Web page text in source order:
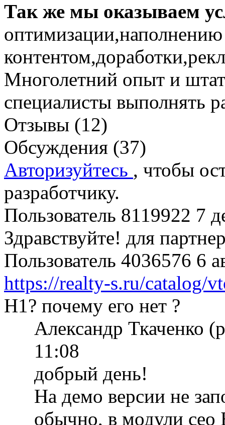
Так же мы оказываем
оптимизации,наполнению
Многолетний опыт и
специалисты выполнять
Отзывы (12)
Обсуждения (37)
Авторизуйтесь , чтобы
разработчику.
Пользователь 8119922 7
Здравствуйте! для
Пользователь 4036576 6
https://realty-s.ru/catalog/
H1? почему его нет ?
Александр Ткаченко
11:08
добрый день!
На демо версии не
обычно, в модули сео